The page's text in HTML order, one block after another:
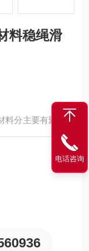
料稳绳滑
料分主要有聚氨酯
替代铜件，金属
电话咨询